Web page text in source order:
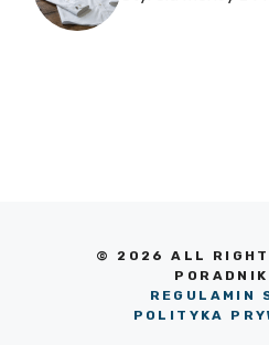
© 2026 ALL
REGULAMIN
POLITYKA